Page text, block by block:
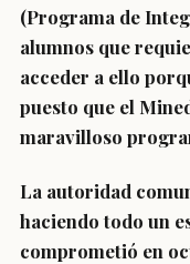
(Programa de
alumnos que
acceder a ello
puesto que el
maravilloso
La autoridad
haciendo todo un
comprometió en